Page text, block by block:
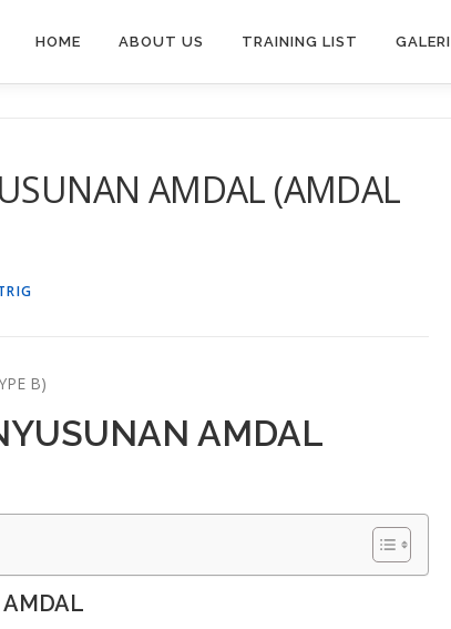
HOME ABOUT US TRAINING LIST GALERI
AMDAL (AMDAL
B)
AMDAL